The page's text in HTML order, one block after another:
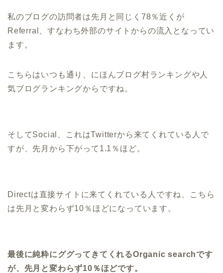
私のブログの訪問者は先月と同じく78％近くが
Referral、すなわち外部のサイトからの流入となってい
ます。
こちらはいつも通り、にほんブログ村ランキングや人
気ブログランキングからですね。
そしてSocial、これはTwitterから来てくれている人で
すが、先月から下がって1.1％ほど。
Directは直接サイトに来てくれている人ですね、こちら
は先月と変わらず10％ほどになっています。
最後に純粋にググってきてくれるOrganic searchです
が、先月と変わらず10％ほどです。